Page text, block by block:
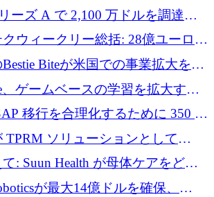
ロジーのイノベーションを支援
ド III の初回クローズ額が 1 億ドル
ーズ A で 2,100 万ドルを調達、
理を世界の最前線の労働者に提供
ウィークリー総括: 28億ユーロの
ハイライト
Biteが米国での事業拡大を加
150万ユーロを調達
、ゲームベースの学習を拡大する
万ユーロの資金調達を完了
移行を合理化するために 350 万
TPRM ソリューションとして
する理由
: Suun Health が母体ケアをどの
ているか
が最大14億ドルを確保、